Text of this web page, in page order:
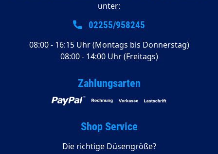
unter:
02255/958245
08:00 - 16:15 Uhr (Montags bis Donnerstag)
08:00 - 14:00 Uhr (Freitags)
Zahlungsarten
Shop Service
Die richtige Düsengröße?